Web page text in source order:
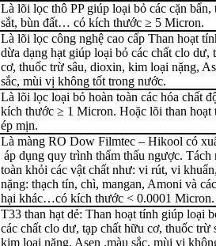
Là lõi lọc thô PP giúp loại bỏ các cặn bẩn,
sắt, bùn đất… có kích thước ≥ 5 Micron.
Là lõi lọc công nghệ cao cấp Than hoạt
dừa dạng hạt giúp loại bỏ các chất clo dư,
cơ, thuốc trừ sâu, dioxin, kim loại nặng,
sắc, mùi vị không tốt trong nước.
Là lõi lọc loại bỏ hoàn toàn các hóa chất
kích thước ≥ 1 Micron. Hoặc lõi than hoạt
ép mịn.
Là màng RO Dow Filmtec – Hikool có
áp dụng quy trình thẩm thấu ngược. Tách
toàn khỏi các vật chất như: vi rút, vi
nặng: thạch tín, chì, mangan, Amoni và
hại khác…có kích thước < 0.0001 Micron.
T33 than hạt dẻ: Than hoạt tính giúp loại
các chất clo dư, tạp chất hữu cơ, thuốc trừ
kim loại nặng, Asen ,màu sắc, mùi vị